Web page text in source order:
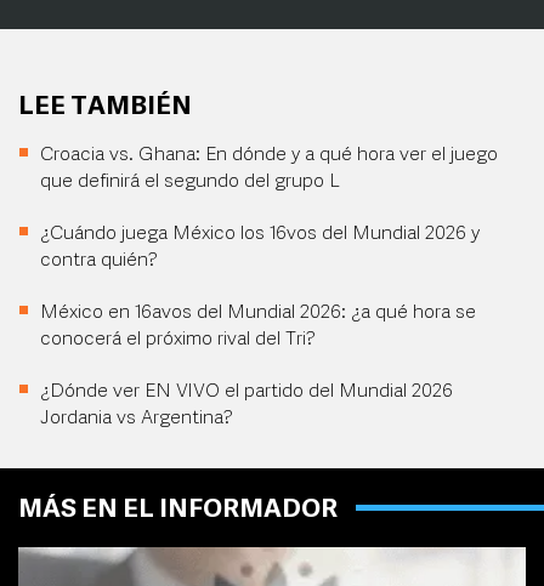
LEE TAMBIÉN
Croacia vs. Ghana: En dónde y a qué hora ver el juego
que definirá el segundo del grupo L
¿Cuándo juega México los 16vos del Mundial 2026 y
contra quién?
México en 16avos del Mundial 2026: ¿a qué hora se
conocerá el próximo rival del Tri?
¿Dónde ver EN VIVO el partido del Mundial 2026
Jordania vs Argentina?
MÁS EN EL INFORMADOR